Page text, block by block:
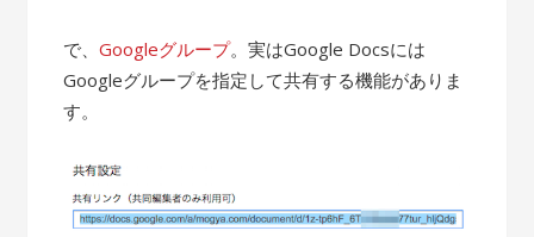
で、Googleグループ。実はGoogle Docsには
Googleグループを指定して共有する機能がありま
す。